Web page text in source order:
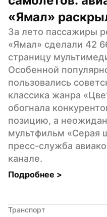
«Ямал»
За лето пассажиры
«Ямал» сделали 42
страницу
Особенной
пользовались
классика жанра
обогнала
позицию, а
мультфильм «Серая
пресс-служба
канале.
Подробнее >
Транспорт